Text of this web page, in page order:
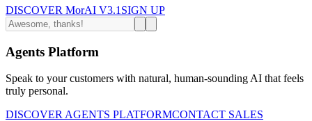
DISCOVER MorAI V3.1 SIGN UP
Agents Platform
Speak to your customers with natural, human-sounding AI that feels
truly personal.
DISCOVER AGENTS PLATFORMCONTACT SALES